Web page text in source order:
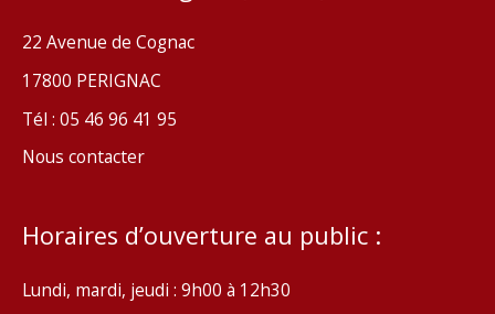
22 Avenue de Cognac
17800 PERIGNAC
Tél : 05 46 96 41 95
Nous contacter
Horaires d’ouverture au public :
Lundi, mardi, jeudi : 9h00 à 12h30